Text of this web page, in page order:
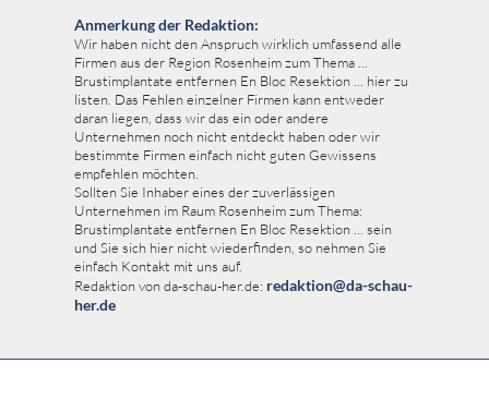
Anmerkung der Redaktion:
Wir haben nicht den Anspruch wirklich umfassend alle
Firmen aus der Region Rosenheim zum Thema ...
Brustimplantate entfernen En Bloc Resektion ... hier zu
listen. Das Fehlen einzelner Firmen kann entweder
daran liegen, dass wir das ein oder andere
Unternehmen noch nicht entdeckt haben oder wir
bestimmte Firmen einfach nicht guten Gewissens
empfehlen möchten.
Sollten Sie Inhaber eines der zuverlässigen
Unternehmen im Raum Rosenheim zum Thema:
Brustimplantate entfernen En Bloc Resektion ... sein
und Sie sich hier nicht wiederfinden, so nehmen Sie
einfach Kontakt mit uns auf.
Redaktion von da-schau-her.de: redaktion@da-schau-
her.de